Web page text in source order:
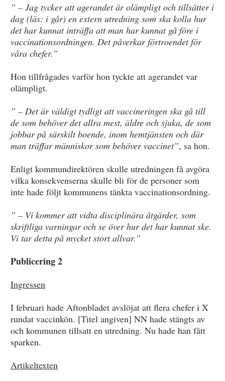
” – Jag tycker att agerandet är olämpligt och tillsätter i
dag (läs: i går) en extern utredning som ska kolla hur
det har kunnat inträffa att man har kunnat gå före i
vaccinationsordningen. Det påverkar förtroendet för
våra chefer.”
Hon tillfrågades varför hon tyckte att agerandet var
olämpligt.
” – Det är väldigt tydligt att vaccineringen ska gå till
de som behöver det allra mest, äldre och sjuka, de som
jobbar på särskilt boende, inom hemtjänsten och där
man träffar människor som behöver vaccinet”, sa hon.
Enligt kommundirektören skulle utredningen få avgöra
vilka konsekvenserna skulle bli för de personer som
inte hade följt kommunens tänkta vaccinationsordning.
” – Vi kommer att vidta disciplinära åtgärder, som
skriftliga varningar och se över hur det har kunnat ske.
Vi tar detta på mycket stort allvar.”
Publicering 2
Ingressen
I februari hade Aftonbladet avslöjat att flera chefer i X
rundat vaccinkön. [Titel angiven] NN hade stängts av
och kommunen tillsatt en utredning. Nu hade han fått
sparken.
Artikeltexten